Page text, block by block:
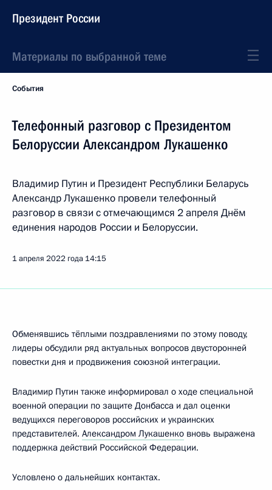
Президент России
Материалы по выбранной теме
События
Телефонный разговор с Президентом
Белоруссии Александром Лукашенко
Владимир Путин и Президент Республики Беларусь
Александр Лукашенко провели телефонный
разговор в связи с отмечающимся 2 апреля Днём
единения народов России и Белоруссии.
1 апреля 2022 года 14:15
Обменявшись тёплыми поздравлениями по этому поводу,
лидеры обсудили ряд актуальных вопросов двусторонней
повестки дня и продвижения союзной интеграции.
Владимир Путин также информировал о ходе специальной
военной операции по защите Донбасса и дал оценки
ведущихся переговоров российских и украинских
представителей. Александром Лукашенко вновь выражена
поддержка действий Российской Федерации.
Условлено о дальнейших контактах.